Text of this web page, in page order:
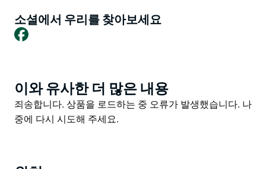
타트라 지역의 더 넓은 역사를 보여주는 풍부한 유물 사진
전시품을 소장하고 있습니다.
행을 즐기시기 바랍니다.
부두에 있는 화물 건물 정면을 통해 입장할 수 있습니다.
헌신적인 자원봉사자들이 운영하는 박물관은 해양 역사
소셜에서 우리를 찾아보세요
Facebook
Product
List
이와 유사한 더 많은 내용
Product
List
죄송합니다. 상품을 로드하는 중 오류가 발생했습니다. 나
중에 다시 시도해 주세요.